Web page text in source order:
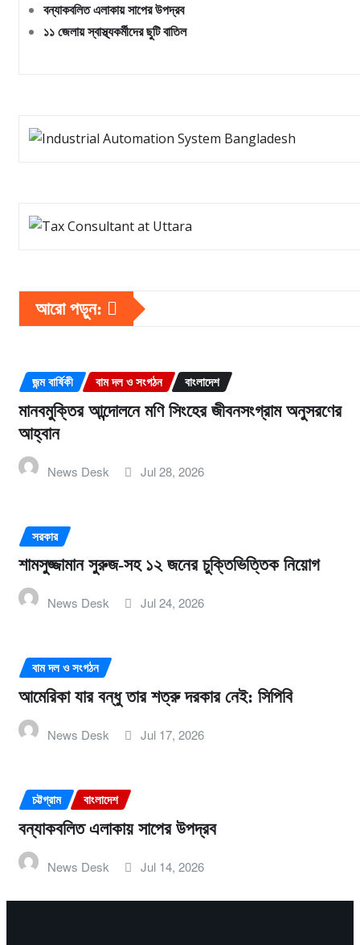
বন্যাকবলিত এলাকায় সাপের উপদ্রব
১১ জেলায় স্বাস্থ্যকর্মীদের ছুটি বাতিল
আরো পড়ুন:
জন্ম বার্ষিকী বাম দল ও সংগঠন বাংলাদেশ
মানবমুক্তির আন্দোলনে মণি সিংহের জীবনসংগ্রাম অনুসরণের
আহ্বান
News Desk Jul 28, 2026
সরকার
শামসুজ্জামান সুরুজ-সহ ১২ জনের চুক্তিভিত্তিক নিয়োগ
News Desk Jul 24, 2026
বাম দল ও সংগঠন
আমেরিকা যার বন্ধু তার শত্রু দরকার নেই: সিপিবি
News Desk Jul 17, 2026
চট্টগ্রাম বাংলাদেশ
বন্যাকবলিত এলাকায় সাপের উপদ্রব
News Desk Jul 14, 2026